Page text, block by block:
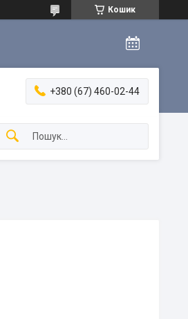
Кошик
+380 (67) 460-02-44